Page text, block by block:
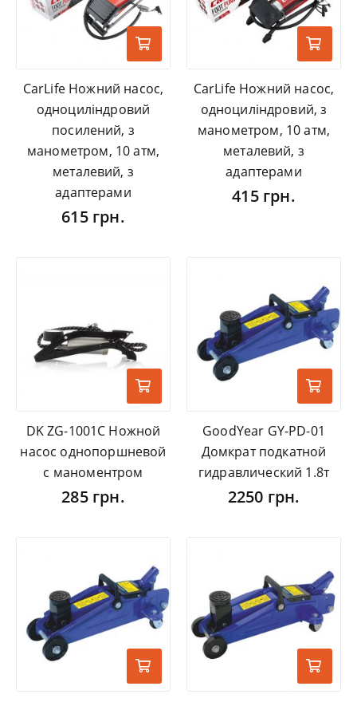
CarLife Ножний насос,
одноциліндровий
посилений, з
манометром, 10 атм,
металевий, з
адаптерами
615 грн.
CarLife Ножний насос,
одноциліндровий, з
манометром, 10 атм,
металевий, з
адаптерами
415 грн.
DK ZG-1001C Ножной
насос однопоршневой
с маноментром
285 грн.
GoodYear GY-PD-01
Домкрат подкатной
гидравлический 1.8т
2250 грн.